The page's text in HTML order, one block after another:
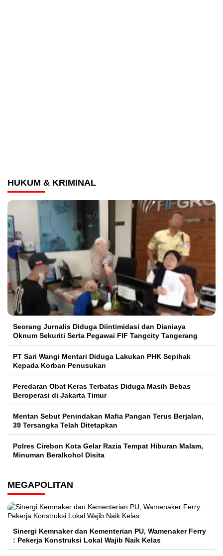
HUKUM & KRIMINAL
Seorang Jurnalis Diduga Diintimidasi dan Dianiaya
Oknum Sekuriti Serta Pegawai FIF Tangcity Tangerang
PT Sari Wangi Mentari Diduga Lakukan PHK Sepihak
Kepada Korban Penusukan
Peredaran Obat Keras Terbatas Diduga Masih Bebas
Beroperasi di Jakarta Timur
Mentan Sebut Penindakan Mafia Pangan Terus Berjalan,
39 Tersangka Telah Ditetapkan
Polres Cirebon Kota Gelar Razia Tempat Hiburan Malam,
Minuman Beralkohol Disita
MEGAPOLITAN
Sinergi Kemnaker dan Kementerian PU, Wamenaker Ferry
: Pekerja Konstruksi Lokal Wajib Naik Kelas